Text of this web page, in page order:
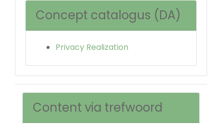
Concept catalogus (DA)
Privacy Realization
Content via trefwoord